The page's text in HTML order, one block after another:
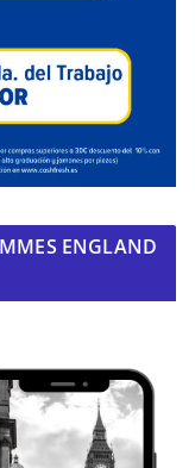
ENGLAND